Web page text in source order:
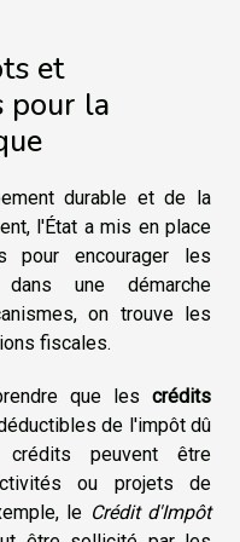
et
pour la
durable et de la
l'État a mis en place
pour encourager les
une démarche
on trouve les
fiscales.
que les crédits
de l'impôt dû
peuvent être
ou projets de
le Crédit d'Impôt